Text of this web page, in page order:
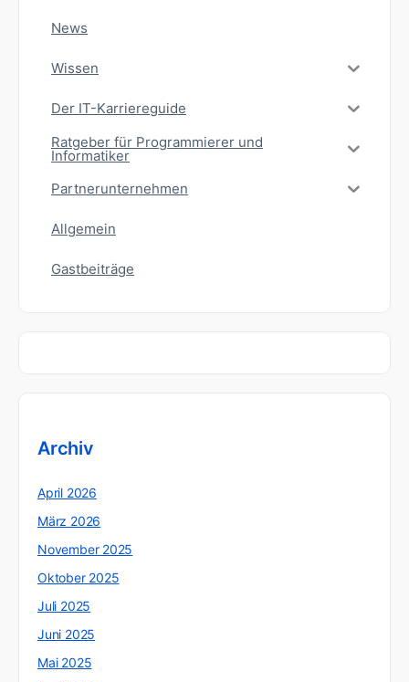
News
Wissen
Der IT-Karriereguide
Ratgeber für Programmierer und
Informatiker
Partnerunternehmen
Allgemein
Gastbeiträge
Archiv
April 2026
März 2026
November 2025
Oktober 2025
Juli 2025
Juni 2025
Mai 2025